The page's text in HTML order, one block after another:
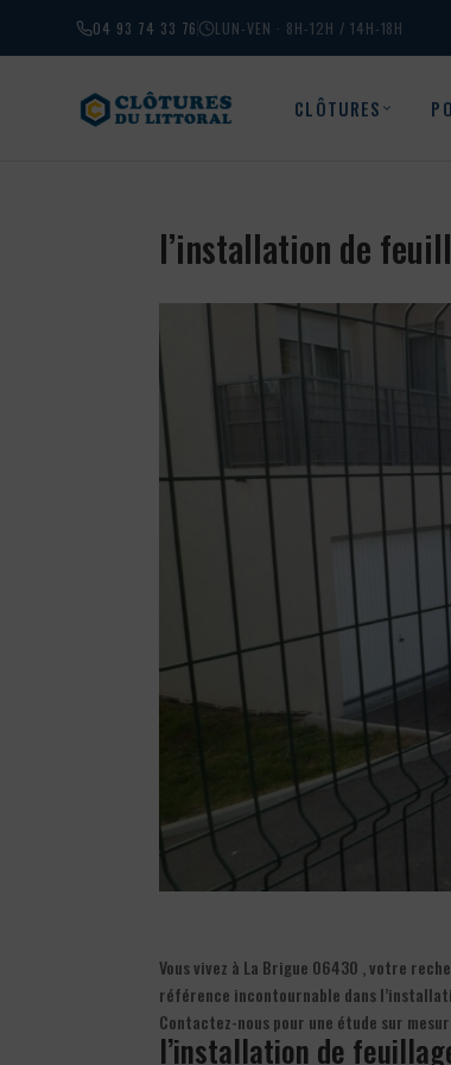
04 93 74 33 76 LUN-VEN · 8H-12H / 14H-18H
CLÔTURES
l’installation de
Vous vivez à La Brigue 06430 , votre
référence incontournable dans
Contactez-nous pour une étude sur
l’installation de